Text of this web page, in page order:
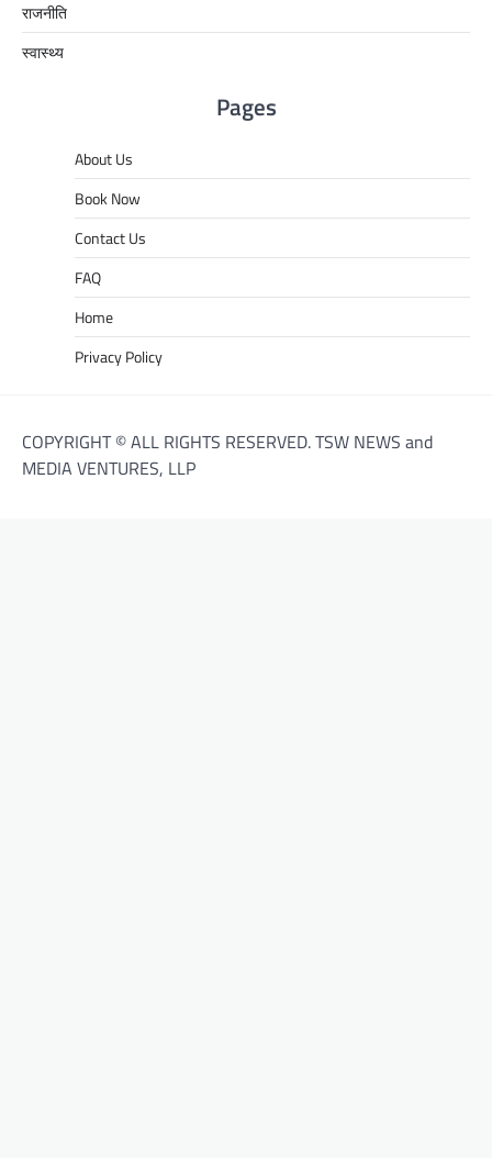
राजनीति
स्वास्थ्य
Pages
About Us
Book Now
Contact Us
FAQ
Home
Privacy Policy
COPYRIGHT © ALL RIGHTS RESERVED. TSW NEWS and
MEDIA VENTURES, LLP